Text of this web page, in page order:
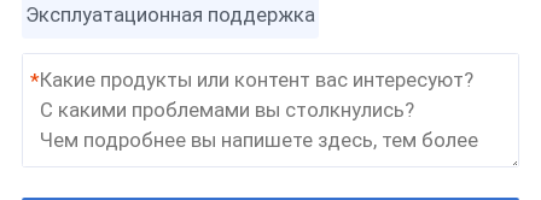
Эксплуатационная поддержка
*